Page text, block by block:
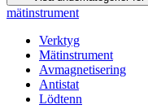
mätinstrument
Verktyg
Mätinstrument
Avmagnetisering
Antistat
Lödtenn